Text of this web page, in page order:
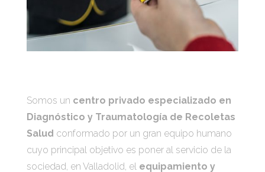
Somos un centro privado especializado en
Diagnóstico y Traumatología de Recoletas
Salud conformado por un gran equipo humano
cuyo principal objetivo es poner al servicio de la
sociedad, en Valladolid, el equipamiento y